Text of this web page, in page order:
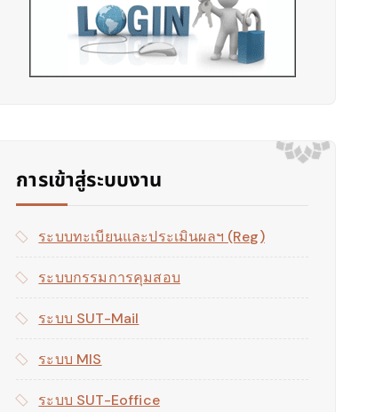
การเข้าสู่ระบบงาน
ระบบทะเบียนและประเมินผลฯ (reg)
ระบบกรรมการคุมสอบ
ระบบ SUT-Mail
ระบบ MIS
ระบบ SUT-Eoffice